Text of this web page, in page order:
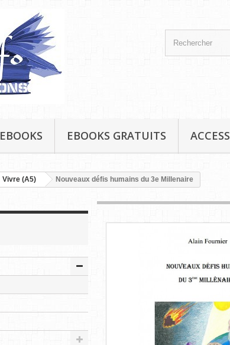
EBOOKS EBOOKS GRATUITS
Vivre (A5) Nouveaux défis humains du 3e Millenaire